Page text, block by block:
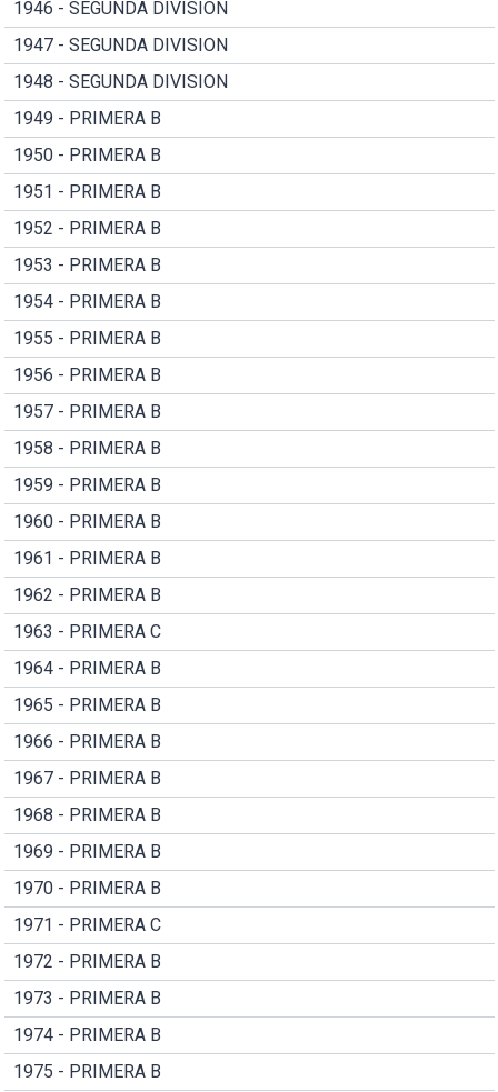
1946 - SEGUNDA DIVISION
1947 - SEGUNDA DIVISION
1948 - SEGUNDA DIVISION
1949 - PRIMERA B
1950 - PRIMERA B
1951 - PRIMERA B
1952 - PRIMERA B
1953 - PRIMERA B
1954 - PRIMERA B
1955 - PRIMERA B
1956 - PRIMERA B
1957 - PRIMERA B
1958 - PRIMERA B
1959 - PRIMERA B
1960 - PRIMERA B
1961 - PRIMERA B
1962 - PRIMERA B
1963 - PRIMERA C
1964 - PRIMERA B
1965 - PRIMERA B
1966 - PRIMERA B
1967 - PRIMERA B
1968 - PRIMERA B
1969 - PRIMERA B
1970 - PRIMERA B
1971 - PRIMERA C
1972 - PRIMERA B
1973 - PRIMERA B
1974 - PRIMERA B
1975 - PRIMERA B